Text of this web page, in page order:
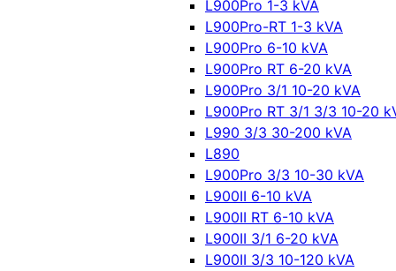
L900Pro 1-3 kVA
L900Pro-RT 1-3 kVA
L900Pro 6-10 kVA
L900Pro RT 6-20 kVA
L900Pro 3/1 10-20 kVA
L900Pro RT 3/1 3/3 10-20
L990 3/3 30-200 kVA
L890
L900Pro 3/3 10-30 kVA
L900II 6-10 kVA
L900II RT 6-10 kVA
L900II 3/1 6-20 kVA
L900II 3/3 10-120 kVA